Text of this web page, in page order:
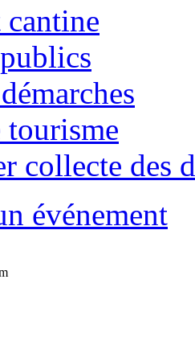
cantine
collecte des
événement